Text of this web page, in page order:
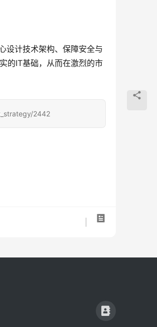
设计技术架构、保障安全与
的IT基础，从而在激烈的市
2442